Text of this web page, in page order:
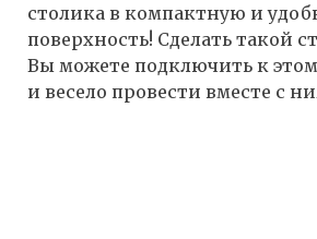
столика в компактную и
поверхность! Сделать такой
Вы можете подключить к
и весело провести вместе с